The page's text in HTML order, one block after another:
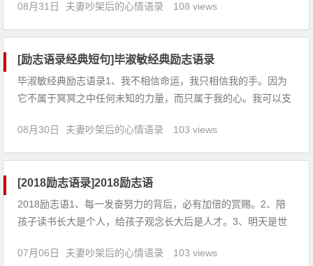
温情就升腾出来了。3、你的悲伤不是全世界都要知道，要学会
一个人担当。4、一
08月31日 夫妻吵架后的心情语录 108 views
[励志语录经典短句]毕淑敏经典励志语录
毕淑敏经典励志语录1、我不相信命运，我只相信我的手。因为
它不属于冥冥之中任何未知的力量，而只属于我的心。我可以支
心规划的，像一道预先计算好的框架，等待着你的星座运行。如
期待改变我们的命运，请首先改变心的轨迹。3、幸福不喜欢喧
08月30日 夫妻吵架后的心情语录 103 views
[2018励志语录]2018励志语
2018励志语1、每一发奋努力的背后，必有加倍的赏赐。2、陪
孩子读书长大是个人，给孩子观念长大后是人才。3、明天是世
有勇气；跟着感觉走，就要有倾其所有的决心。5、父母还在为
07月06日 夫妻吵架后的心情语录 103 views